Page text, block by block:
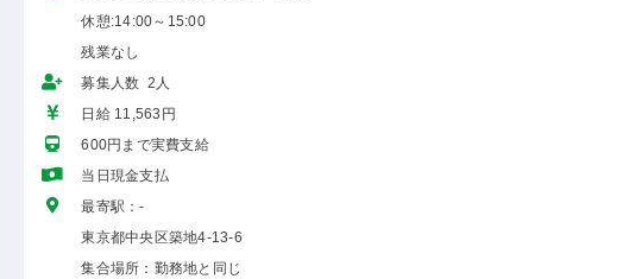
休憩:14:00～15:00
残業なし
募集人数 2人
日給 11,563円
600円まで実費支給
当日現金支払
最寄駅：-
東京都中央区築地4-13-6
集合場所：勤務地と同じ